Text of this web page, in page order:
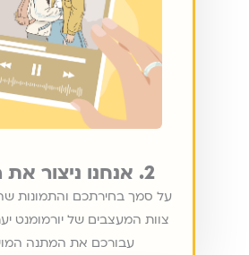
2. אנחנו ניצור את המתנה
על סמך בחירתכם והתמונות
צוות המעצבים של יורמומנט
עבורכם את המתנה